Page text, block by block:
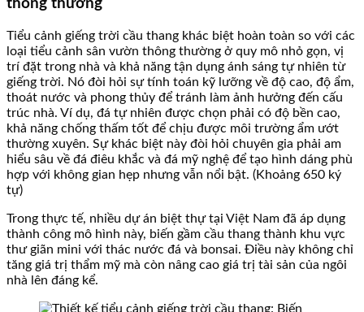
thông thường
Tiểu cảnh giếng trời cầu thang khác biệt hoàn toàn so với các
loại tiểu cảnh sân vườn thông thường ở quy mô nhỏ gọn, vị
trí đặt trong nhà và khả năng tận dụng ánh sáng tự nhiên từ
giếng trời. Nó đòi hỏi sự tính toán kỹ lưỡng về độ cao, độ ẩm,
thoát nước và phong thủy để tránh làm ảnh hưởng đến cấu
trúc nhà. Ví dụ, đá tự nhiên được chọn phải có độ bền cao,
khả năng chống thấm tốt để chịu được môi trường ẩm ướt
thường xuyên. Sự khác biệt này đòi hỏi chuyên gia phải am
hiểu sâu về đá điêu khắc và đá mỹ nghệ để tạo hình dáng phù
hợp với không gian hẹp nhưng vẫn nổi bật. (Khoảng 650 ký
tự)
Trong thực tế, nhiều dự án biệt thự tại Việt Nam đã áp dụng
thành công mô hình này, biến gầm cầu thang thành khu vực
thư giãn mini với thác nước đá và bonsai. Điều này không chỉ
tăng giá trị thẩm mỹ mà còn nâng cao giá trị tài sản của ngôi
nhà lên đáng kể.